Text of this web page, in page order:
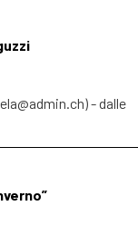
- dalle